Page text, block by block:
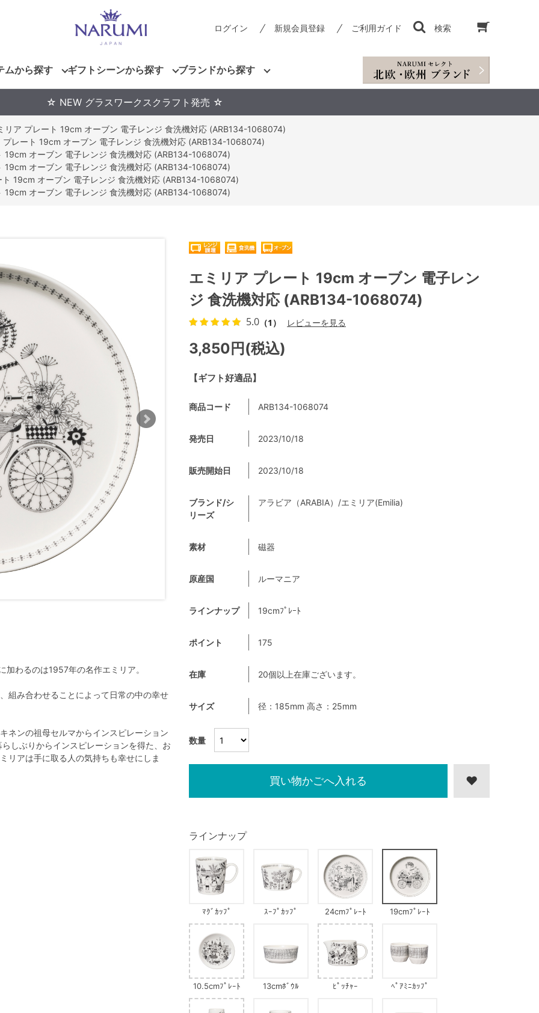
ログイン 新規会員登録 ご利用ガイド 検索
ムから探す ギフトシーンから探す ブランドから探す
☆ NEW グラスワークスクラフト発売 ☆
リア プレート 19cm オーブン 電子レンジ 食洗機対応 (ARB134-1068074)
プレート 19cm オーブン 電子レンジ 食洗機対応 (ARB134-1068074)
19cm オーブン 電子レンジ 食洗機対応 (ARB134-1068074)
19cm オーブン 電子レンジ 食洗機対応 (ARB134-1068074)
ト 19cm オーブン 電子レンジ 食洗機対応 (ARB134-1068074)
19cm オーブン 電子レンジ 食洗機対応 (ARB134-1068074)
わるのは1957年の名作エミリア。
組み合わせることによって日常の中の幸せ
ネンの祖母セルマからインスピレーション
しぶりからインスピレーションを得た、お
リアは手に取る人の気持ちも幸せにしま
【ギフト好適品】
エミリア プレート 19cm オーブン 電子レン
ジ 食洗機対応 (ARB134-1068074)
5.0 （1） レビューを見る
3,850円(税込)
数量
商品コード ARB134-1068074
発売日 2023/10/18
販売開始日 2023/10/18
ブランド/シ
リーズ
アラビア（ARABIA）/エミリア(Emilia)
素材 磁器
原産国 ルーマニア
ラインナップ 19cmﾌﾟﾚｰﾄ
ポイント 175
在庫 20個以上在庫ございます。
サイズ 径：185mm 高さ：25mm
ラインナップ
ﾏｸﾞｶｯﾌﾟ ｽｰﾌﾟｶｯﾌﾟ 24cmﾌﾟﾚｰﾄ 19cmﾌﾟﾚｰﾄ
10.5cmﾌﾟﾚｰﾄ 13cmﾎﾞｳﾙ ﾋﾟｯﾁｬｰ ﾍﾟｱﾐﾆｶｯﾌﾟ
買い物かごへ入れる